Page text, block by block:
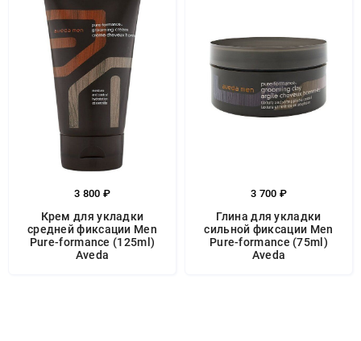
3 800 ₽
Крем для укладки
средней фиксации Men
Pure-formance (125ml)
Aveda
3 700 ₽
Глина для укладки
сильной фиксации Men
Pure-formance (75ml)
Aveda